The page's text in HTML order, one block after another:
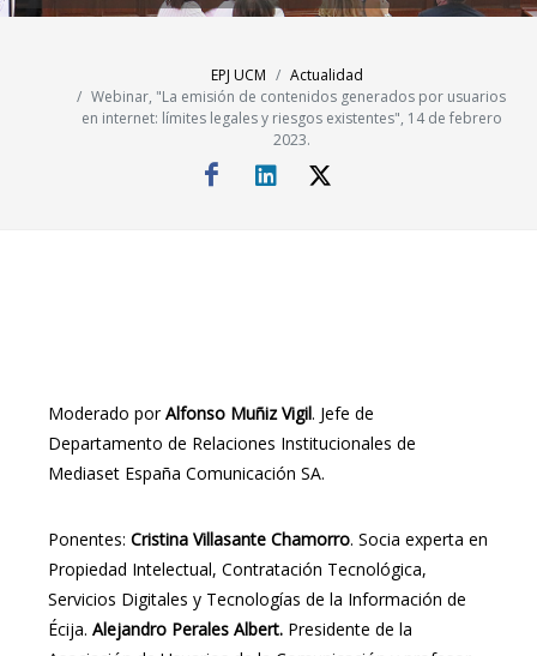
EPJ UCM
Actualidad
Webinar, "La emisión de contenidos generados por usuarios
en internet: límites legales y riesgos existentes", 14 de febrero
2023.
Moderado porAlfonso Muñiz Vigil. Jefe de
Departamento de Relaciones Institucionales de
Mediaset España Comunicación SA.
Ponentes: Cristina Villasante Chamorro. Socia experta en
Propiedad Intelectual, Contratación Tecnológica,
Servicios Digitales y Tecnologías de la Información de
Écija. Alejandro Perales Albert. Presidente de la